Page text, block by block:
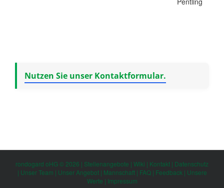
Nutzen Sie unser Kontaktformular.
rondogard oHG © 2026 | Stellenangebote | Wiki | Kontakt | Datenschutz
| Unser Team | Unser Angebot| Mannschaft| FAQ| Feedback | Unsere
Werte | Impressum